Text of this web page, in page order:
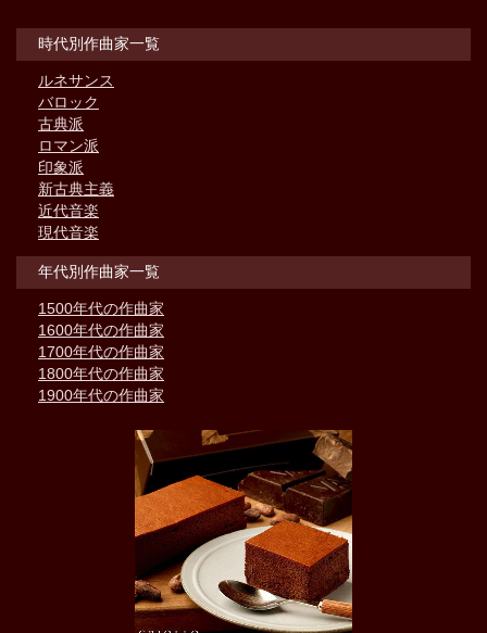
時代別作曲家一覧
ルネサンス
バロック
古典派
ロマン派
印象派
新古典主義
近代音楽
現代音楽
年代別作曲家一覧
1500年代の作曲家
1600年代の作曲家
1700年代の作曲家
1800年代の作曲家
1900年代の作曲家